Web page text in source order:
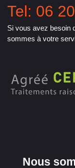
Tel: 06
Si vous avez besoin
sommes à votre
Nous